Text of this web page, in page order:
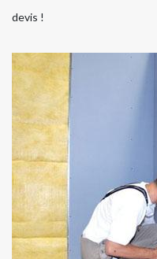
devis !